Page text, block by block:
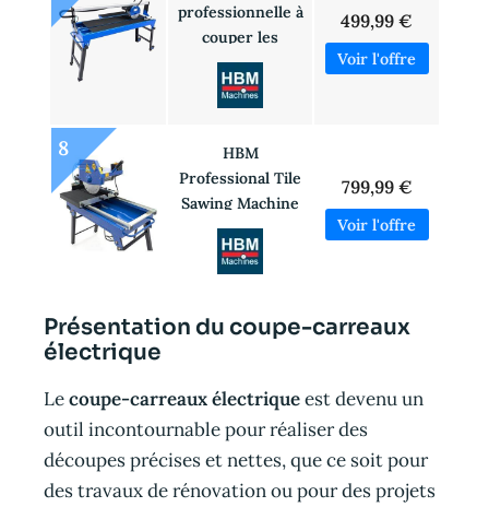
professionnelle à
couper les
carreaux –
Coupeur de
carreaux –
499,99 €
8
HBM
Professional Tile
Sawing Machine
– Coupeur de
carreaux 2000W
– 700 x 110 mm
coupe
799,99 €
Présentation du coupe-carreaux
électrique
Lecoupe-carreaux électriqueest devenu un
outil incontournable pour réaliser des
découpes précises et nettes, que ce soit pour
des travaux de rénovation ou pour des projets